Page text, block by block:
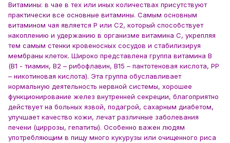
Витамины: в чае в тех или иных количествах присутствуют
практически все основные витамины. Самым основным
витамином чая является Р или С2, который способствует
накоплению и удержанию в организме витамина С, укрепляя
тем самым стенки кровеносных сосудов и стабилизируя
мембраны клеток. Широко представлена группа витамина В
(В1 - тиамин, В2 – рибофлавин, В15 – пантотеновая кислота, РР
– никотиновая кислота). Эта группа обуславливает
нормальную деятельность нервной системы, хорошее
функционирование желез внутренней секреции, благоприятно
действует на больных язвой, подагрой, сахарным диабетом,
улучшает качество кожи, лечат различные заболевания
печени (циррозы, гепатиты). Особенно важен людям
употребляющим в пищу много кукурузы или очищенного риса